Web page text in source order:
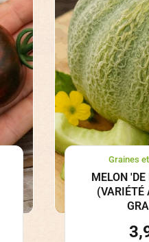
Graines
MELON
(VARIÉTÉ